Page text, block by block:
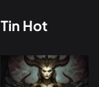
Tin Hot